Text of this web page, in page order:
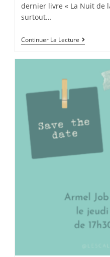
dernier livre « La Nuit de
surtout…
Continuer La Lecture